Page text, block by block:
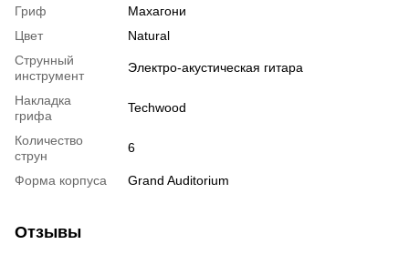
Гриф
Махагони
Цвет
Natural
Струнный
инструмент
Электро-акустическая гитара
Накладка
грифа
Techwood
Количество
струн
6
Форма корпуса Grand Auditorium
Отзывы